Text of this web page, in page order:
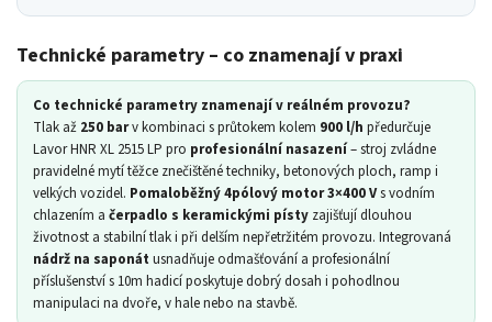
Technické parametry – co znamenají v praxi
Co technické parametry znamenají v reálném provozu?
Tlak až 250 barv kombinaci s průtokem kolem 900 l/h předurčuje
Lavor HNR XL 2515 LP pro profesionální nasazení– stroj zvládne
pravidelné mytí těžce znečištěné techniky, betonových ploch, ramp i
velkých vozidel. Pomaloběžný 4pólový motor 3×400 Vs vodním
chlazením a čerpadlo s keramickými písty zajišťují dlouhou
životnost a stabilní tlak i při delším nepřetržitém provozu. Integrovaná
nádrž na saponát usnadňuje odmašťování a profesionální
příslušenství s 10m hadicí poskytuje dobrý dosah i pohodlnou
manipulaci na dvoře, v hale nebo na stavbě.